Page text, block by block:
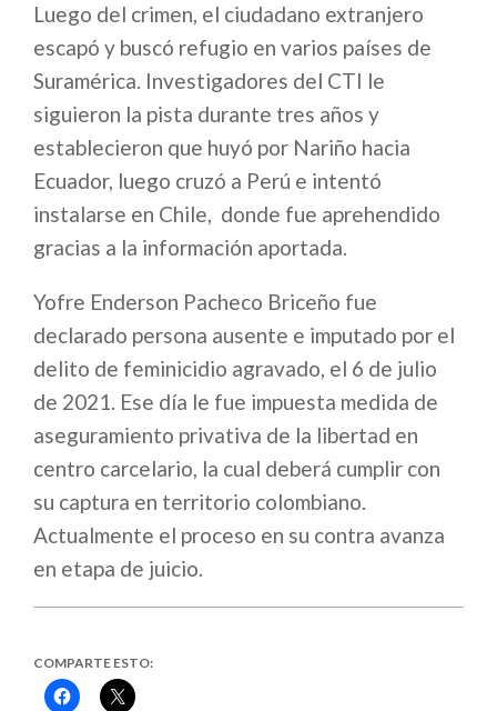
Luego del crimen, el ciudadano extranjero
escapó y buscó refugio en varios países de
Suramérica. Investigadores del CTI le
siguieron la pista durante tres años y
establecieron que huyó por Nariño hacia
Ecuador, luego cruzó a Perú e intentó
instalarse en Chile, donde fue aprehendido
gracias a la información aportada.
Yofre Enderson Pacheco Briceño fue
declarado persona ausente e imputado por el
delito de feminicidio agravado, el 6 de julio
de 2021. Ese día le fue impuesta medida de
aseguramiento privativa de la libertad en
centro carcelario, la cual deberá cumplir con
su captura en territorio colombiano.
Actualmente el proceso en su contra avanza
en etapa de juicio.
COMPARTE ESTO:
Haz Haz